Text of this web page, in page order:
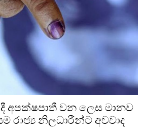
අපක්ෂපාතී වන ලෙස මානව
නිලධාරීන්ට අවවාද